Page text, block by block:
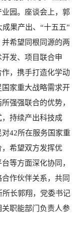
园。座谈会上，郭
果产出、“十五五”
希望同根同源的两
发、项目联合申
，携手打造化学动
家重大战略需求开
强强联合的优势，
持续产出科技成
对42所在服务国家重
希望双方发挥优
等方面深化协同，
作伙伴关系，共同
所长郭翔，党委书记
职能部门负责人参